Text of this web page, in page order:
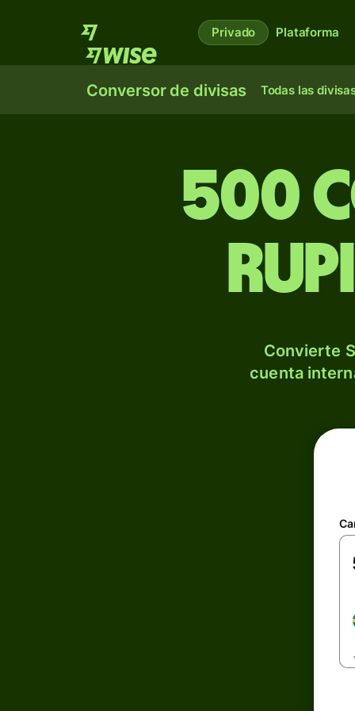
Privado Plataforma
Conversor de divisas Todas las
500
Convierte
cuenta